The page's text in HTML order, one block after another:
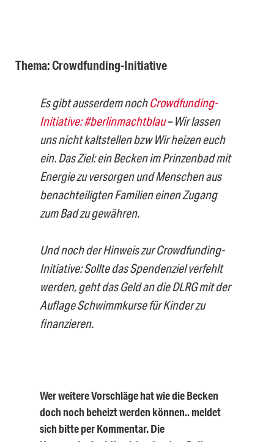
Thema: Crowdfunding-Initiative
Es gibt ausserdem nochCrowdfunding-
Initiative: #berlinmachtblau– Wir lassen
uns nicht kaltstellen bzw Wir heizen euch
ein. Das Ziel: ein Becken im Prinzenbad mit
Energie zu versorgen und Menschen aus
benachteiligten Familien einen Zugang
zum Bad zu gewähren.
Und noch der Hinweis zur Crowdfunding-
Initiative: Sollte das Spendenziel verfehlt
werden, geht das Geld an die DLRG mit der
Auflage Schwimmkurse für Kinder zu
finanzieren.
Wer weitere Vorschläge hat wie die Becken
doch noch beheizt werden können.. meldet
sich bitte per Kommentar. Die